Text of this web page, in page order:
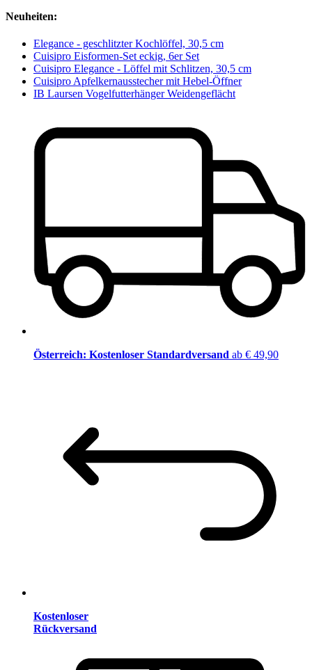
Neuheiten:
Elegance - geschlitzter Kochlöffel, 30,5 cm
Cuisipro Eisformen-Set eckig, 6er Set
Cuisipro Elegance - Löffel mit Schlitzen, 30,5 cm
Cuisipro Apfelkernausstecher mit Hebel-Öffner
IB Laursen Vogelfutterhänger Weidengeflächt
Österreich: Kostenloser Standardversand ab € 49,90
Kostenloser
Rückversand